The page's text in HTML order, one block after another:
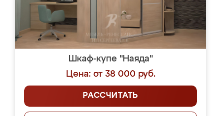
Шкаф-купе "Наяда"
Цена: от 38 000 руб.
РАССЧИТАТЬ